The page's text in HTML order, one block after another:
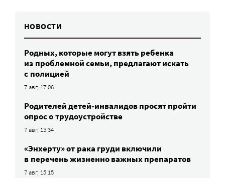
НОВОСТИ
Родных, которые могут взять ребенка
из проблемной семьи, предлагают искать
с полицией
7 авг, 17:06
Родителей детей-инвалидов просят пройти
опрос о трудоустройстве
7 авг, 15:34
«Энхерту» от рака груди включили
в перечень жизненно важных препаратов
7 авг, 15:15